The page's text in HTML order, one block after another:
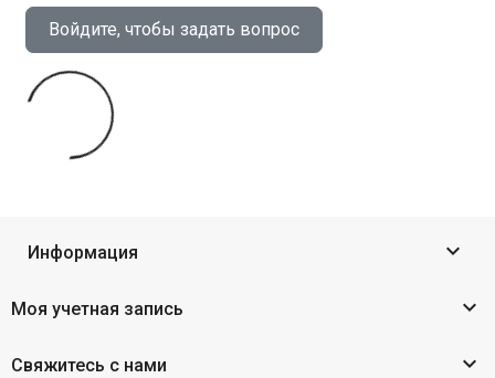
Войдите, чтобы задать вопрос
Информация 
Моя учетная запись 
Свяжитесь с нами 